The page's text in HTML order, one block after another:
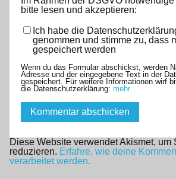
bitte lesen und akzeptieren:
Ich habe die
genommen und stimme zu, dass
gespeichert werden
Wenn du das Formular abschickst, werden
Adresse und der eingegebene Text in der
gespeichert. Für weitere Informationen wirf
die Datenschutzerklärung:mehr
Diese Website verwendet Akismet, um
reduzieren. Erfahre, wie deine
verarbeitet werden.